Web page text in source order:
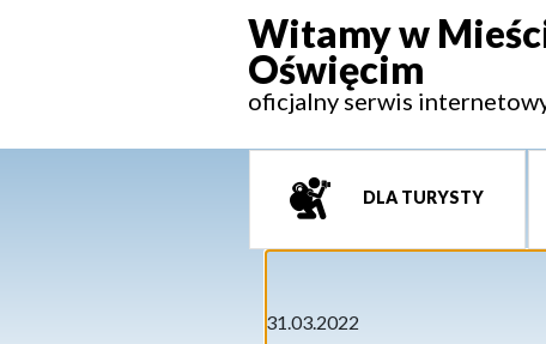
Witamy w
Oświęcim
oficjalny serwis
DLA TURYSTY
31.03.2022